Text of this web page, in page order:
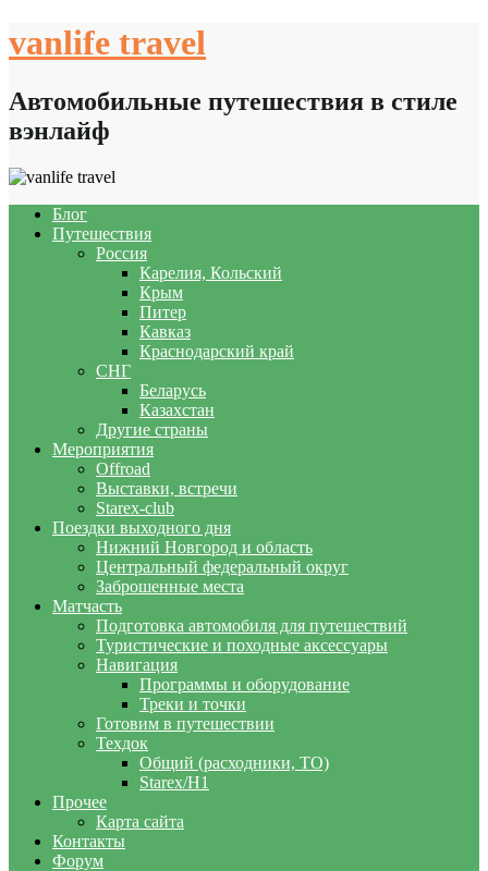
to
vanlife travel
Автомобильные путешествия в стиле
вэнлайф
Блог
Путешествия
Россия
Карелия, Кольский
Крым
Питер
Кавказ
Краснодарский край
СНГ
Беларусь
Казахстан
Другие страны
Мероприятия
Offroad
Выставки, встречи
Starex-club
Поездки выходного дня
Нижний Новгород и область
Центральный федеральный округ
Заброшенные места
Матчасть
Подготовка автомобиля для путешествий
Туристические и походные аксессуары
Навигация
Программы и оборудование
Треки и точки
Готовим в путешествии
Техдок
Общий (расходники, ТО)
Starex/H1
Прочее
Карта сайта
Контакты
Форум